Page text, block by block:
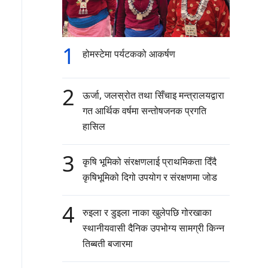
1 होमस्टेमा पर्यटकको आकर्षण
2
ऊर्जा, जलस्रोत तथा सिँचाइ मन्त्रालयद्वारा
गत आर्थिक वर्षमा सन्तोषजनक प्रगति
हासिल
3
कृषि भूमिको संरक्षणलाई प्राथमिकता दिँदै
कृषिभूमिको दिगो उपयोग र संरक्षणमा जोड
4
रुइला र डुइला नाका खुलेपछि गोरखाका
स्थानीयवासी दैनिक उपभोग्य सामग्री किन्न
तिब्बती बजारमा